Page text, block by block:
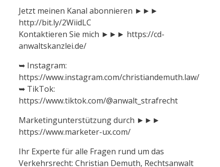
Jetzt meinen Kanal abonnieren ►►►
http://bit.ly/2WiidLC
Kontaktieren Sie mich ►►► https://cd-
anwaltskanzlei.de/
➥ Instagram:
https://www.instagram.com/christiandemuth.law/
➥ TikTok:
https://www.tiktok.com/@anwalt_strafrecht
Marketingunterstützung durch ►►►
https://www.marketer-ux.com/
Ihr Experte für alle Fragen rund um das
Verkehrsrecht: Christian Demuth, Rechtsanwalt